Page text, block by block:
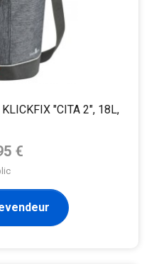
"CITA 2", 18L,
base
€